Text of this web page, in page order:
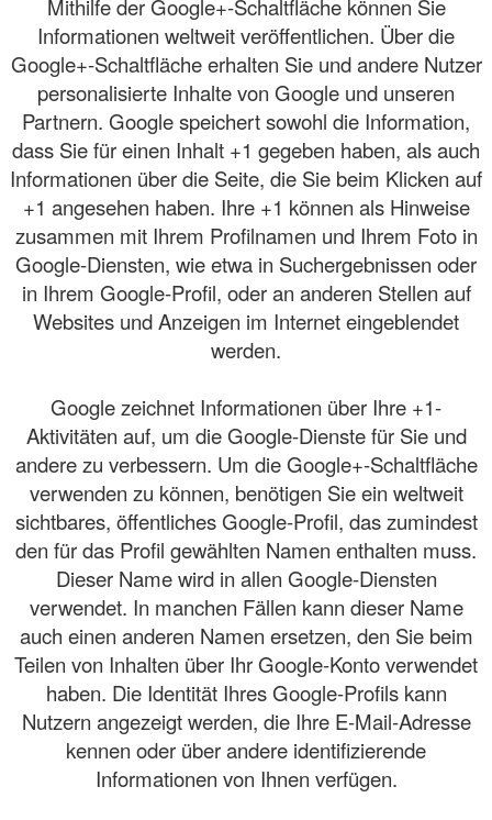
Mithilfe der Google+-Schaltfläche können Sie
Informationen weltweit veröffentlichen. Über die
Google+-Schaltfläche erhalten Sie und andere Nutzer
personalisierte Inhalte von Google und unseren
Partnern. Google speichert sowohl die Information,
dass Sie für einen Inhalt +1 gegeben haben, als auch
Informationen über die Seite, die Sie beim Klicken auf
+1 angesehen haben. Ihre +1 können als Hinweise
zusammen mit Ihrem Profilnamen und Ihrem Foto in
Google-Diensten, wie etwa in Suchergebnissen oder
in Ihrem Google-Profil, oder an anderen Stellen auf
Websites und Anzeigen im Internet eingeblendet
werden.
Google zeichnet Informationen über Ihre +1-
Aktivitäten auf, um die Google-Dienste für Sie und
andere zu verbessern. Um die Google+-Schaltfläche
verwenden zu können, benötigen Sie ein weltweit
sichtbares, öffentliches Google-Profil, das zumindest
den für das Profil gewählten Namen enthalten muss.
Dieser Name wird in allen Google-Diensten
verwendet. In manchen Fällen kann dieser Name
auch einen anderen Namen ersetzen, den Sie beim
Teilen von Inhalten über Ihr Google-Konto verwendet
haben. Die Identität Ihres Google-Profils kann
Nutzern angezeigt werden, die Ihre E-Mail-Adresse
kennen oder über andere identifizierende
Informationen von Ihnen verfügen.